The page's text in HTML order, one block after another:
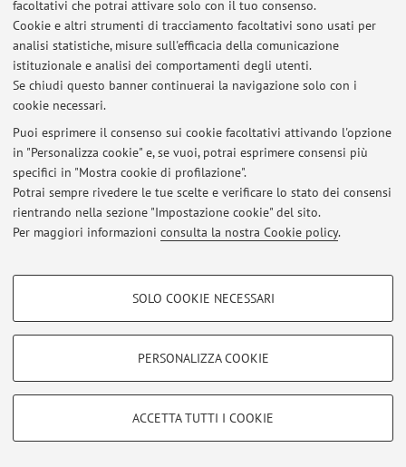
facoltativi che potrai attivare solo con il tuo consenso.
Cookie e altri strumenti di tracciamento facoltativi sono usati per
analisi statistiche, misure sull'efficacia della comunicazione
istituzionale e analisi dei comportamenti degli utenti.
Se chiudi questo banner continuerai la navigazione solo con i
cookie necessari.
Puoi esprimere il consenso sui cookie facoltativi attivando l'opzione
in "Personalizza cookie" e, se vuoi, potrai esprimere consensi più
specifici in "Mostra cookie di profilazione".
Potrai sempre rivedere le tue scelte e verificare lo stato dei consensi
rientrando nella sezione "Impostazione cookie" del sito.
Per maggiori informazioni consulta la nostra Cookie policy.
COOKIE DI PROFILAZIONE - FACOLTATIVI
COOKIE TECNICI - NECESSARI
Si tratta di cookie tecnici utilizzati, a titolo esemplificativo, per il corretto
SOLO COOKIE NECESSARI
PERSONALIZZA COOKIE
ACCETTA TUTTI I COOKIE
Dipartimento di Scienze Statistiche "Paolo Fortunati"
Via Belle Arti 41, Bologna -Vai alla mappa
Ultimi avvisi
Al momento non sono presenti avvisi.
Accedi tramiteloginper gestire tutti i contenuti del sito.
© 2026 - ALMA MATER STUDIORUM - Università di Bologna - Via
Zamboni, 33 - 40126 Bologna - Partita IVA: 01131710376